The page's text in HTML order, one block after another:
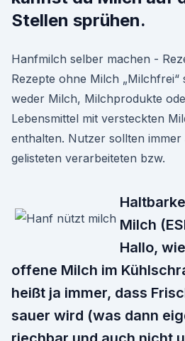
Stellen sprühen.
Hanfmilch selber machen -
Rezepte ohne Milch „Milchfrei“
weder Milch, Milchprodukte
Lebensmittel mit versteckten
enthalten. Nutzer sollten immer
gelisteten verarbeiteten bzw.
Milch
Hallo,
offene Milch im
heißt ja immer, dass
sauer wird (was dann